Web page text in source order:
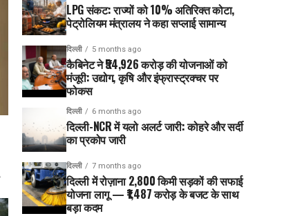
LPG संकट: राज्यों को 10% अतिरिक्त कोटा,
पेट्रोलियम मंत्रालय ने कहा सप्लाई सामान्य
दिल्ली 5 months ago
कैबिनेट ने ₹54,926 करोड़ की योजनाओं को
मंजूरी: उद्योग, कृषि और इंफ्रास्ट्रक्चर पर
फोकस
दिल्ली 6 months ago
दिल्ली-NCR में यलो अलर्ट जारी: कोहरे और सर्दी
का प्रकोप जारी
दिल्ली 7 months ago
दिल्ली में रोज़ाना 2,800 किमी सड़कों की सफाई
योजना लागू — ₹1,487 करोड़ के बजट के साथ
बड़ा कदम